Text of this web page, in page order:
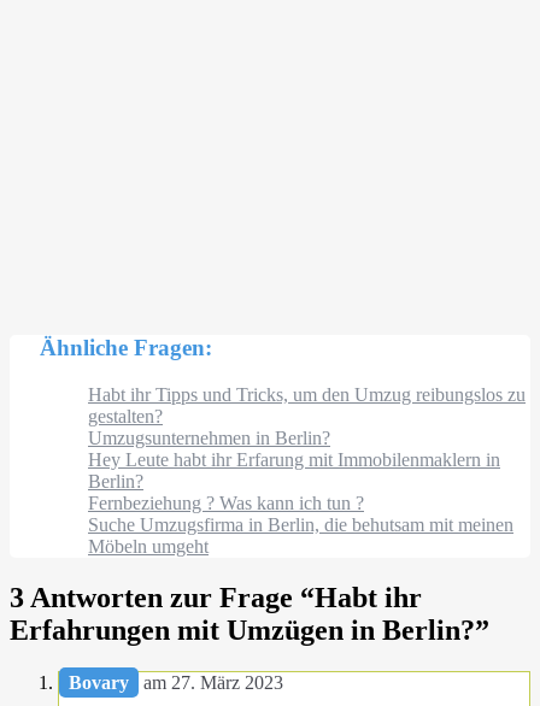
Ähnliche Fragen:
Habt ihr Tipps und Tricks, um den Umzug reibungslos zu
gestalten?
Umzugsunternehmen in Berlin?
Hey Leute habt ihr Erfarung mit Immobilenmaklern in
Berlin?
Fernbeziehung ? Was kann ich tun ?
Suche Umzugsfirma in Berlin, die behutsam mit meinen
Möbeln umgeht
3 Antworten zur Frage “Habt ihr
Erfahrungen mit Umzügen in Berlin?”
Bovary
am 27. März 2023